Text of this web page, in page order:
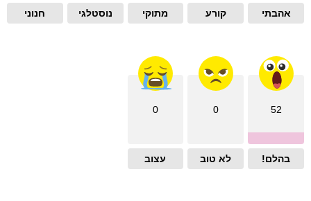
אהבתי קורע מתוקי נוסטלגי חנוני
52
בהלם!
0
לא טוב
0
עצוב